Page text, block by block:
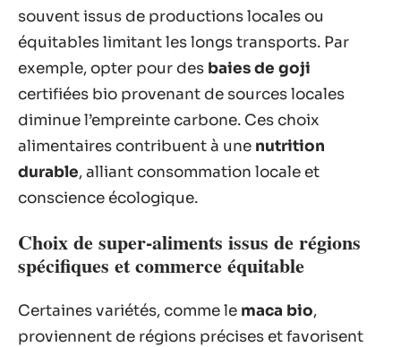
souvent issus de productions locales ou
équitables limitant les longs transports. Par
exemple, opter pour des baies de goji
certifiées bio provenant de sources locales
diminue l’empreinte carbone. Ces choix
alimentaires contribuent à une nutrition
durable, alliant consommation locale et
conscience écologique.
Choix de super-aliments issus de régions
spécifiques et commerce équitable
Certaines variétés, comme le maca bio,
proviennent de régions précises et favorisent